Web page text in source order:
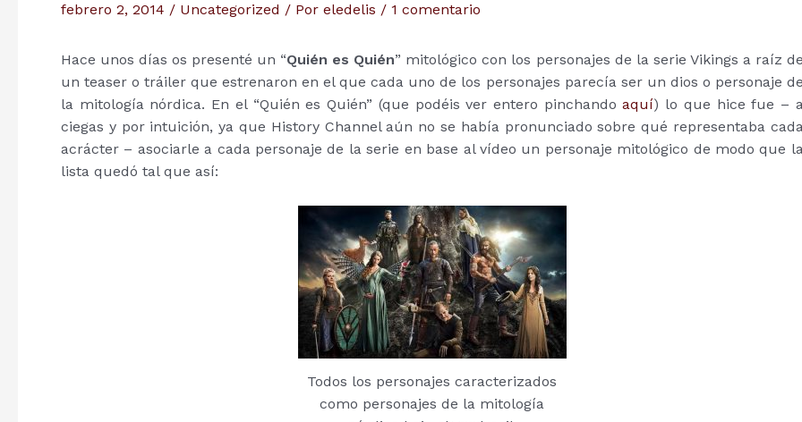
febrero 2, 2014 / Uncategorized / Por eledelis / 1 comentario
Hace unos días os presenté un “Quién es Quién” mitológico con los personajes de la serie Vikings a raíz de
un teaser o tráiler que estrenaron en el que cada uno de los personajes parecía ser un dios o personaje de
la mitología nórdica. En el “Quién es Quién” (que podéis ver entero pinchandoaquí) lo que hice fue –
ciegas y por intuición, ya que History Channel aún no se había pronunciado sobre qué representaba
acrácter – asociarle a cada personaje de la serie en base al vídeo un personaje mitológico de modo que
lista quedó tal que así:
Todos los personajes caracterizados
como personajes de la mitología